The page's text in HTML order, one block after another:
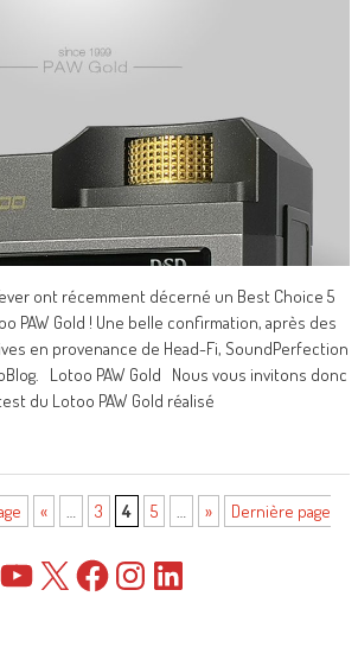
ont récemment décerné un Best Choice 5
PAW Gold ! Une belle confirmation, après des
en provenance de Head-Fi, SoundPerfection
Lotoo PAW Gold Nous vous invitons donc
du Lotoo PAW Gold réalisé
« … 3 4 5 … »
Dernière page
YouTube FacebookInstagramLinkedIn